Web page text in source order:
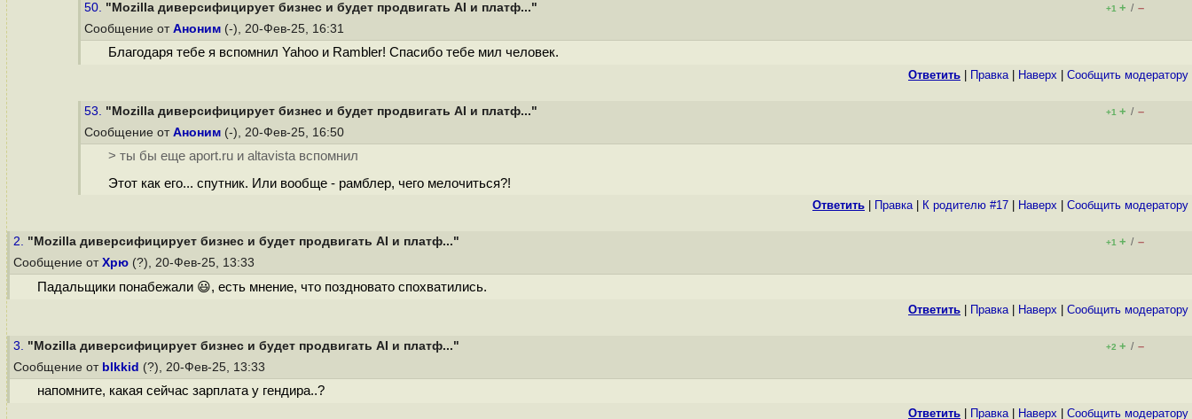
50. "Mozilla диверсифицирует бизнес и будет продвигать AI и платф..." +1 + / –
Сообщение от Аноним (-), 20-Фев-25, 16:31
Благодаря тебе я вспомнил Yahoo и Rambler! Спасибо тебе мил человек.
Ответить Правка| Наверх Cообщить модератору
53. "Mozilla диверсифицирует бизнес и будет продвигать AI и платф..." +1 + / –
Сообщение от Аноним (-), 20-Фев-25, 16:50
> ты бы еще aport.ru и altavista вспомнил
Этот как его... спутник. Или вообще - рамблер, чего мелочиться?!
Ответить Правка| К родителю #17 Наверх Cообщить модератору
2. "Mozilla диверсифицирует бизнес и будет продвигать AI и платф..." +1 + / –
Сообщение от Хрю (?), 20-Фев-25, 13:33
Падальщики понабежали 😃, есть мнение, что поздновато спохватились.
Ответить Правка| Наверх Cообщить модератору
3. "Mozilla диверсифицирует бизнес и будет продвигать AI и платф..." +2 + / –
Сообщение от blkkid (?), 20-Фев-25, 13:33
напомните, какая сейчас зарплата у гендира..?
Ответить Правка| Наверх Cообщить модератору